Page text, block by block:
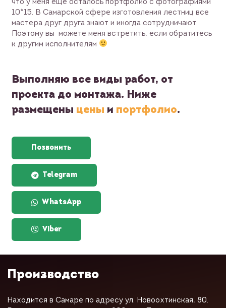
что у меня ещё осталось портфолио с фотографиями
10*15. В Самарской сфере изготовления лестниц все
мастера друг друга знают и иногда сотрудничают.
Поэтому вы можете меня встретить, если обратитесь
к другим исполнителям
Выполняю все виды работ, от
проекта до монтажа. Ниже
размещены цены и портфолио.
Позвонить
Telegram
WhatsApp
Viber
Производство
Находится в Самаре по адресу ул. Новоохтинская, 80.